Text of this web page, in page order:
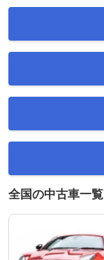
全国の中古車一覧